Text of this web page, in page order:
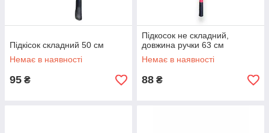
Підкісок складний 50 см
Немає в наявності
95 ₴
Підкосок не складний,
довжина ручки 63 см
Немає в наявності
88 ₴